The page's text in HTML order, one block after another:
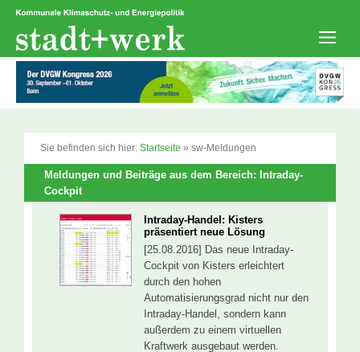
Zum
springen
Sie befinden sich hier: Startseite » sw-Meldungen
Meldungen und Beiträge aus dem Bereich: Intraday-
Cockpit
Intraday-Handel: Kisters
präsentiert neue Lösung
[25.08.2016] Das neue Intraday-
Cockpit von Kisters erleichtert
durch den hohen
Automatisierungsgrad nicht nur den
Intraday-Handel, sondern kann
außerdem zu einem virtuellen
Kraftwerk ausgebaut werden.